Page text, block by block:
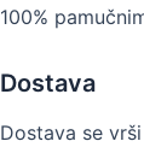
100%
Dostava
Dostava se